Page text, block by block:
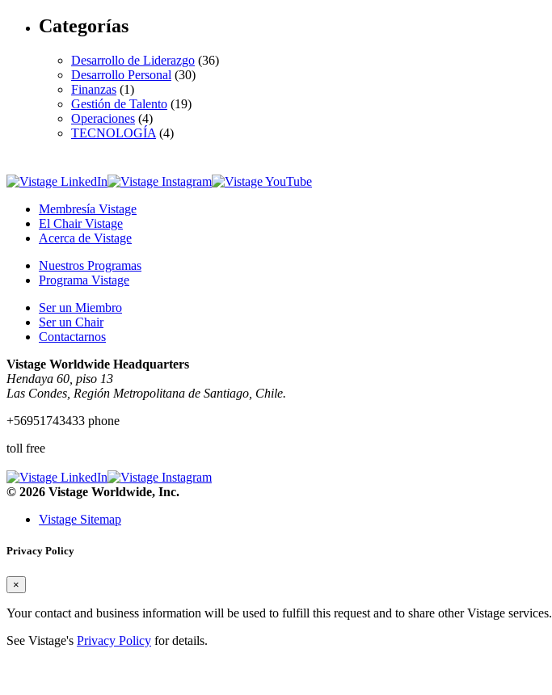
Categorías
Desarrollo de Liderazgo (36)
Desarrollo Personal (30)
Finanzas (1)
Gestión de Talento (19)
Operaciones (4)
TECNOLOGÍA (4)
Membresía Vistage
El Chair Vistage
Acerca de Vistage
Nuestros Programas
Programa Vistage
Ser un Miembro
Ser un Chair
Contactarnos
Vistage Worldwide Headquarters
Hendaya 60, piso 13
Las Condes, Región Metropolitana de Santiago, Chile.
+56951743433 phone
toll free
© 2026 Vistage Worldwide, Inc.
Vistage Sitemap
Privacy Policy
×
Your contact and business information will be used to fulfill this request and to share other Vistage services.
See Vistage's Privacy Policy for details.